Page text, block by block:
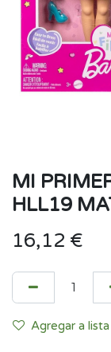
MI
HLL19
16,12 €
Agregar a